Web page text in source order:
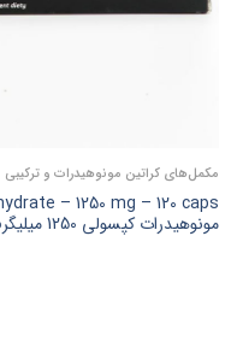
مکمل‌های کراتین مونوهیدرات و ترکیبی
مونوهیدرات کپسولی 1250 میلیگرم الیمپ